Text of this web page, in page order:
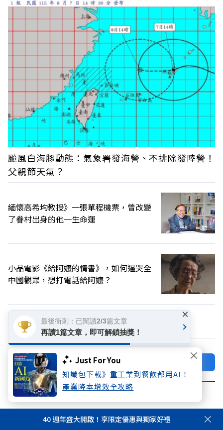
Just For You
知識包下載》重工業到餐飲都用AI！
產業降本增效全攻略
颱風白海豚動態：氣象署發海警、不排除發陸警！
父親節天氣？
緬懷高希均教授》一張單程機票，曾改變
了眷村出身的他一生命運
小品電影《給阿嬤的情書》，如何逼哭全
中國觀眾，想打電話給阿嬤？
換個主題看看
加好友
登入網站會員
享受更多個人化的會員服務
40 週年盛大開啟！享限定優惠與獨家好禮
最後衝刺：已閱讀2/3篇文章
再讀1篇文章，即可解鎖抽獎！
×